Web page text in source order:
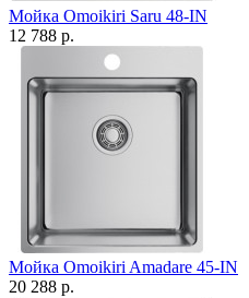
Мойка Omoikiri Saru 48-IN
12 788 р.
Мойка Omoikiri Amadare 45-IN
20 288 р.